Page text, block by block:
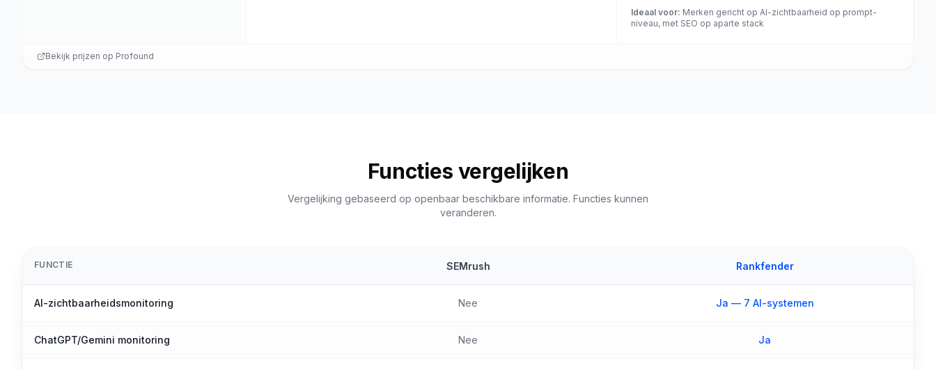
Ideaal voor: Merken gericht op AI-zichtbaarheid op prompt-
niveau, met SEO op aparte stack
Bekijk prijzen op Profound
Functies vergelijken
Vergelijking gebaseerd op openbaar beschikbare informatie. Functies kunnen
veranderen.
FUNCTIE SEMrush Rankfender
AI-zichtbaarheidsmonitoring Nee Ja — 7 AI-systemen
ChatGPT/Gemini monitoring Nee Ja